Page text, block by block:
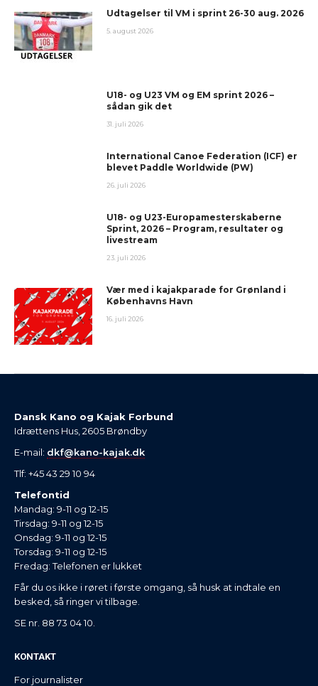
Udtagelser til VM i sprint 26-30 aug. 2026
5. august 2026
U18- og U23 VM og EM sprint 2026 –
sådan gik det
31. juli 2026
International Canoe Federation (ICF) er
blevet Paddle Worldwide (PW)
26. juli 2026
U18- og U23-Europamesterskaberne
Sprint, 2026 – Program, resultater og
livestream
23. juli 2026
Vær med i kajakparade for Grønland i
Københavns Havn
16. juli 2026
Dansk Kano og Kajak Forbund
Idrættens Hus, 2605 Brøndby
E-mail: dkf@kano-kajak.dk
Tlf: +45 43 29 10 94
Telefontid
Mandag: 9-11 og 12-15
Tirsdag: 9-11 og 12-15
Onsdag: 9-11 og 12-15
Torsdag: 9-11 og 12-15
Fredag: Telefonen er lukket
Får du os ikke i røret i første omgang, så husk at indtale en
besked, så ringer vi tilbage.
SE nr. 88 73 04 10.
KONTAKT
For journalister